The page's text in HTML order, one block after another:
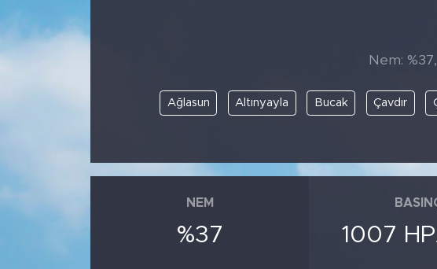
Nem:
Ağlasun Altınyayla Bucak Çavdır
NEM
%37 1007
Spor